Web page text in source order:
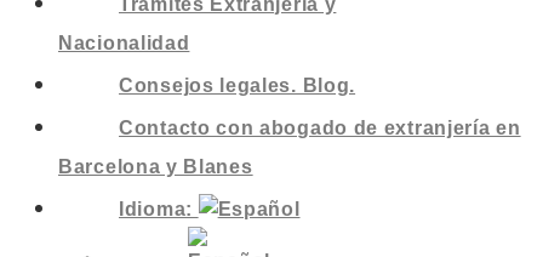
Trámites Extranjería y
Nacionalidad
Consejos legales. Blog.
Contacto con abogado de extranjería en
Barcelona y Blanes
Idioma: